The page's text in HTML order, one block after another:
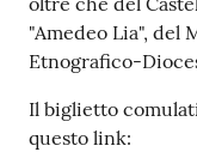
"Amedeo Lia", del
Etnografico-
Il biglietto
questo link: